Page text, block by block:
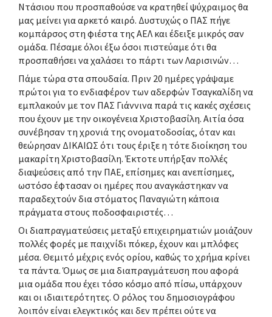
Ντάσιου που προσπαθούσε να κρατηθεί ψύχραιμος θα
μας μείνει για αρκετό καιρό. Δυστυχώς ο ΠΑΣ πήγε
κομπάρσος στη φιέστα της ΑΕΛ και έδειξε μικρός σαν
ομάδα. Πέσαμε όλοι έξω όσοι πιστεύαμε ότι θα
προσπαθήσει να χαλάσει το πάρτι των Λαρισινών…
Πάμε τώρα στα σπουδαία. Πριν 20 ημέρες γράψαμε
πρώτοι για το ενδιαφέρον των αδερφών Τσαγκαλίδη να
εμπλακούν με τον ΠΑΣ Γιάννινα παρά τις κακές σχέσεις
που έχουν με την οικογένεια Χριστοβασίλη. Αιτία όσα
συνέβησαν τη χρονιά της ονοματοδοσίας, όταν και
θεώρησαν ΔΙΚΑΙΩΣ ότι τους έριξε η τότε διοίκηση του
μακαρίτη Χριστοβασίλη. Έκτοτε υπήρξαν πολλές
διαψεύσεις από την ΠΑΕ, επίσημες και ανεπίσημες,
ωστόσο έφτασαν οι ημέρες που αναγκάστηκαν να
παραδεχτούν δια στόματος Παναγιώτη κάποια
πράγματα στους ποδοσφαιριστές…
Οι διαπραγματεύσεις μεταξύ επιχειρηματιών μοιάζουν
πολλές φορές με παιχνίδι πόκερ, έχουν και μπλόφες
μέσα. Θεμιτό μέχρις ενός ορίου, καθώς το χρήμα κρίνει
τα πάντα. Όμως σε μια διαπραγμάτευση που αφορά
μια ομάδα που έχει τόσο κόσμο από πίσω, υπάρχουν
και οι ιδιαιτερότητες. Ο ρόλος του δημοσιογράφου
λοιπόν είναι ελεγκτικός και δεν πρέπει ούτε να